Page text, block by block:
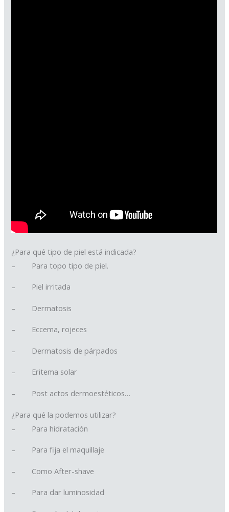
¿Para qué tipo de piel está indicada?
– Para topo tipo de piel.
– Piel irritada
– Dermatosis
– Eccema, rojeces
– Dermatosis de párpados
– Eritema solar
– Post actos dermoestéticos…
¿Para qué la podemos utilizar?
– Para hidratación
– Para fija el maquillaje
– Como After-shave
– Para dar luminosidad